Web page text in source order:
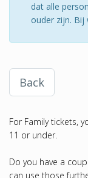
dat alle
ouder zijn. Bij
Back
For Family tickets,
11 or under.
Do you have a
can use those